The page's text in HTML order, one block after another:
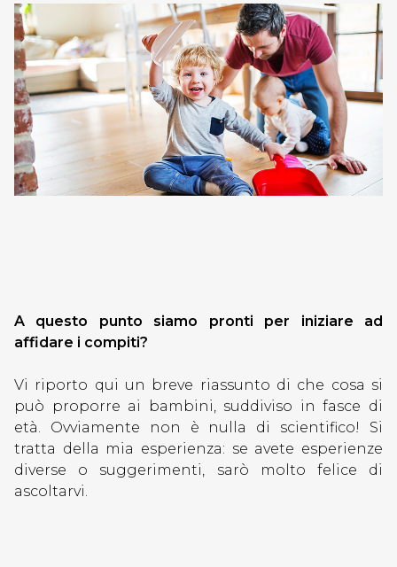
A questo punto siamo pronti per iniziare ad
affidare i compiti?
Vi riporto qui un breve riassunto di che cosa si
può proporre ai bambini, suddiviso in fasce di
età. Ovviamente non è nulla di scientifico! Si
tratta della mia esperienza: se avete esperienze
diverse o suggerimenti, sarò molto felice di
ascoltarvi.